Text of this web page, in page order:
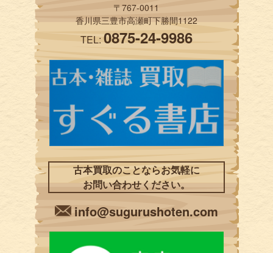
〒767-0011
香川県三豊市高瀬町下勝間1122
TEL:0875-24-9986
古本買取のことならお気軽に
お問い合わせください。
info@sugurushoten.com